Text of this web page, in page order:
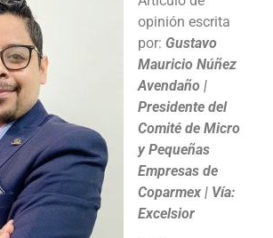
opinión escrita
por: Gustavo
Mauricio Núñez
Avendaño |
Presidente del
Comité de Micro
y Pequeñas
Empresas de
Coparmex | Vía:
Excelsior